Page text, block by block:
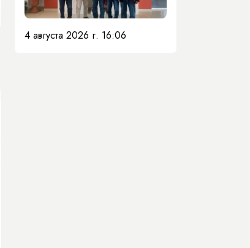
4 августа 2026 г. 16:06